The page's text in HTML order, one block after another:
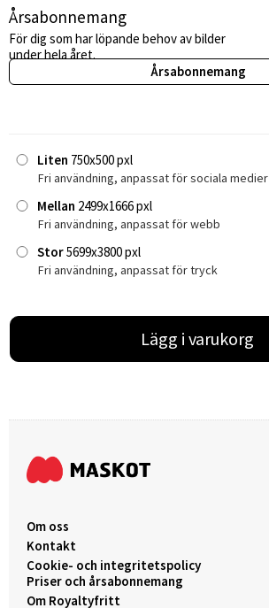
Årsabonnemang
För dig som har löpande behov av bilder
under hela året.
Årsabonnemang
Liten 750x500 pxl
Fri användning, anpassat för sociala medier
Mellan 2499x1666 pxl
Fri användning, anpassat för webb
Stor5699x3800 pxl
Fri användning, anpassat för tryck
Lägg i varukorg
Om oss
Kontakt
Cookie- och integritetspolicy
Priser och årsabonnemang
Om Royaltyfritt